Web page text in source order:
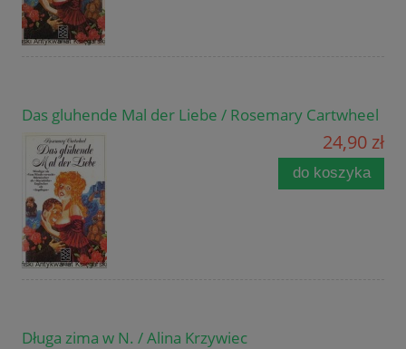
Das gluhende Mal der Liebe / Rosemary Cartwheel
24,90 zł
do koszyka
Długa zima w N. / Alina Krzywiec